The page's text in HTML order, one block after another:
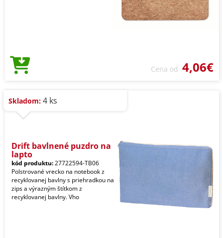
Cena od 4,06€
Skladom: 4 ks
Drift bavlnené puzdro na
lapto
kód produktu:27722594-TB06
Polstrované vrecko na notebook z
recyklovanej bavlny s priehradkou na
zips a výrazným štítkom z
recyklovanej bavlny. Vho